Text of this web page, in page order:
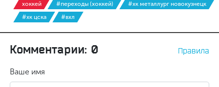
хоккей #переходы (хоккей)
#хк металлург новокузнецк
#хк цска
#вхл
Комментарии: 0 Правила
Ваше имя